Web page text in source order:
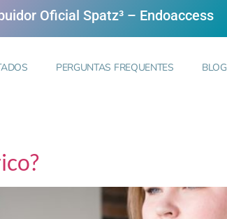
Oficial Spatz³ – Endoaccess
PERGUNTAS FREQUENTES BLOG